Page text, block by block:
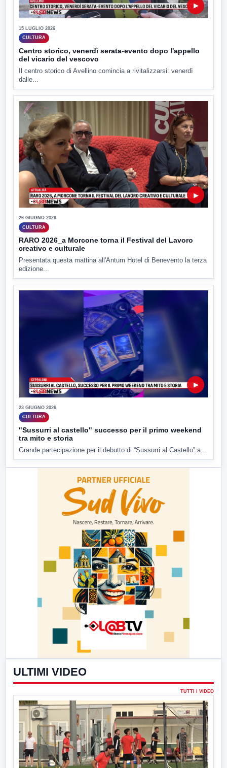
▶
15 LUGLIO 2026
CULTURA
Centro storico, venerdì serata-evento dopo l'appello
del vicario del vescovo
Il centro storico di Avellino comincia a rivitalizzarsi: venerdì
dalle...
▶
26 GIUGNO 2026
CULTURA
RARO 2026_a Morcone torna il Festival del Lavoro
creativo e culturale
Presentata questa mattina all'Antum Hotel di Benevento la terza
edizione...
▶
23 GIUGNO 2026
CULTURA
"Sussurri al castello" successo per il primo weekend
tra mito e storia
Grande partecipazione per il debutto di “Sussurri al Castello” a...
ULTIMI VIDEO
TUTTI I VIDEO